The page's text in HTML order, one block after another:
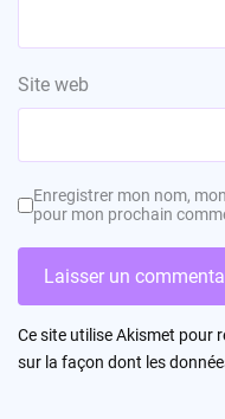
Site web
Enregistrer mon nom,
pour mon prochain
Ce site utilise Akismet pour
sur la façon dont les